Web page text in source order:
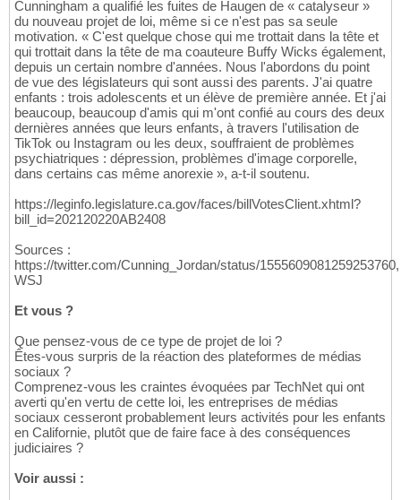
Cunningham a qualifié les fuites de Haugen de « catalyseur »
du nouveau projet de loi, même si ce n'est pas sa seule
motivation. « C'est quelque chose qui me trottait dans la tête et
qui trottait dans la tête de ma coauteure Buffy Wicks également,
depuis un certain nombre d'années. Nous l'abordons du point
de vue des législateurs qui sont aussi des parents. J'ai quatre
enfants : trois adolescents et un élève de première année. Et j'ai
beaucoup, beaucoup d'amis qui m'ont confié au cours des deux
dernières années que leurs enfants, à travers l'utilisation de
TikTok ou Instagram ou les deux, souffraient de problèmes
psychiatriques : dépression, problèmes d'image corporelle,
dans certains cas même anorexie », a-t-il soutenu.
https://leginfo.legislature.ca.gov/faces/billVotesClient.xhtml?
bill_id=202120220AB2408
Sources :
https://twitter.com/Cunning_Jordan/status/1555609081259253760,
WSJ
Et vous ?
Que pensez-vous de ce type de projet de loi ?
Êtes-vous surpris de la réaction des plateformes de médias
sociaux ?
Comprenez-vous les craintes évoquées par TechNet qui ont
averti qu'en vertu de cette loi, les entreprises de médias
sociaux cesseront probablement leurs activités pour les enfants
en Californie, plutôt que de faire face à des conséquences
judiciaires ?
Voir aussi :